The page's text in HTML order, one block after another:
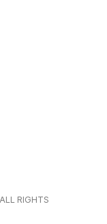
RIGHTS